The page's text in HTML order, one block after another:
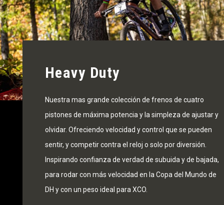
Heavy Duty
Nuestra mas grande colección de frenos de cuatro
pistones de máxima potencia y la simpleza de ajustar y
olvidar. Ofreciendo velocidad y control que se pueden
sentir, y competir contra el reloj o solo por diversión.
Inspirando confianza de verdad de subuida y de bajada,
para rodar con más velocidad en la Copa del Mundo de
DH y con un peso ideal para XCO.